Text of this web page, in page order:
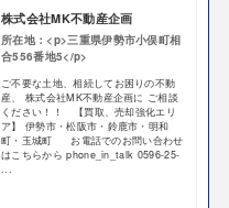
株式会社MK不動産企画
所在地：<p>三重県伊勢市小俣町相
合556番地5</p>
ご不要な土地、相続してお困りの不動
産、 株式会社MK不動産企画に ご相談
ください！！ 【買取、売却強化エリ
ア】 伊勢市・松阪市・鈴鹿市・明和
町・玉城町 お電話でのお問い合わせ
はこちらから phone_in_talk 0596-25-
...